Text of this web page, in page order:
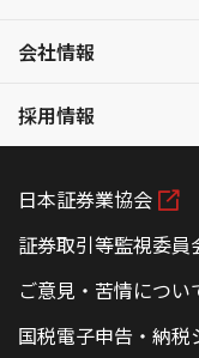
会社情報
採用情報
日本証券業協会
証券取引等監視委員
ご意見・苦情につい
国税電子申告・納税